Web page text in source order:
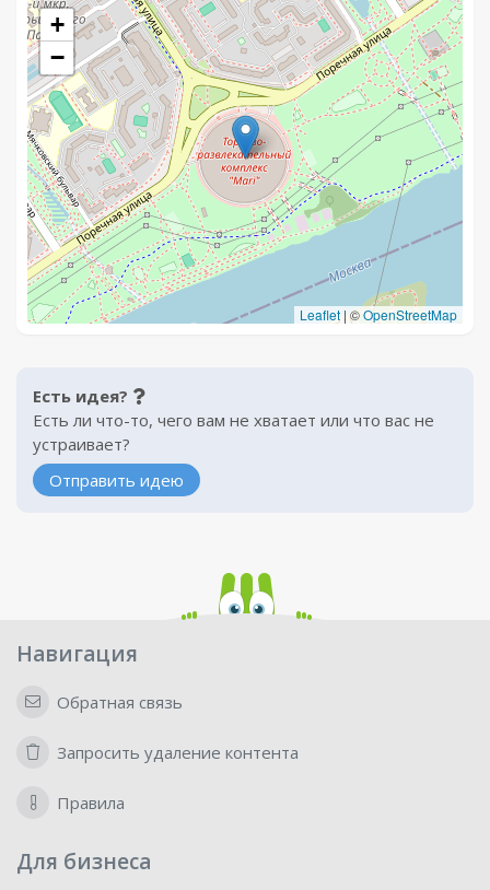
+
−
Leaflet |©OpenStreetMap
Есть идея?
Есть ли что-то, чего вам не хватает или что вас не
устраивает?
Отправить идею
Навигация
Обратная связь
Запросить удаление контента
Правила
Для бизнеса